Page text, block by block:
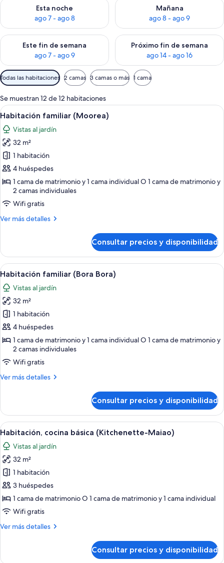
Esta noche
ago 7 - ago 8
Consulta la disponibilidad para esta noche, ago 7 - ago 8
Mañana
ago 8 - ago 9
Consulta la disponibilidad
Este fin de semana
ago 7 - ago 9
Consulta la disponibilidad para este fin de semana, ago 7 -
Próximo fin de semana
ago 14 - ago 16
Consulta la disponibilidad
Filtros
disponibles
para
las
habitaciones
Todas las habitaciones 2 camas 3 camas o más 1 cama
Se muestran 12 de 12 habitaciones
Abrir
todas
las
fotos
de
Habitación
familiar
(Moorea)
Una habitación con cama,
9
Habitación familiar (Moorea)
Vistas al jardín
32 m²
1 habitación
4 huéspedes
1 cama de matrimonio y 1 cama individual O 1 cama de matrimonio y
2 camas individuales
Wifi gratis
Ver más detalles
Más
familiar
(Moorea)
Consultar precios y disponibilidad
Abrir
todas
las
fotos
de
Habitación
familiar
(Bora
Bora)
Una habitación con cama, una silla
1
Habitación familiar (Bora Bora)
Vistas al jardín
32 m²
1 habitación
4 huéspedes
1 cama de matrimonio y 1 cama individual O 1 cama de matrimonio y
2 camas individuales
Wifi gratis
Ver más detalles
Más
familiar
(Bora
Bora)
Consultar precios y disponibilidad
Abrir
todas
las
fotos
de
Habitación,
cocina
básica
(Kitchenette-
Maiao)
Una habitación con cama, escritorio,
16
Habitación, cocina básica (Kitchenette-Maiao)
Vistas al jardín
32 m²
1 habitación
3 huéspedes
1 cama de matrimonio O 1 cama de matrimonio y 1 cama individual
Wifi gratis
Ver más detalles
Más
Consultar precios y disponibilidad